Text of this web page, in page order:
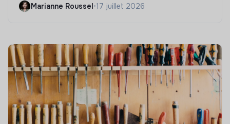
Marianne Roussel•17 juillet 2026